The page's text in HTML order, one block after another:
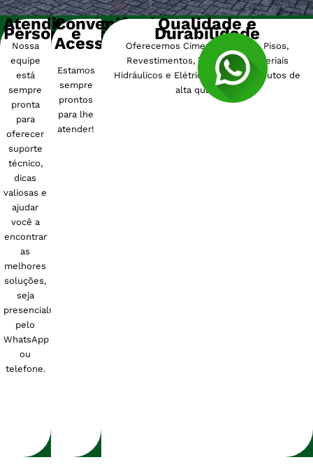
Atendimento
Personalizado
Nossa
equipe
está
sempre
pronta
para
oferecer
suporte
técnico,
dicas
valiosas e
ajudar
você a
encontrar
as
melhores
soluções,
seja
presencialmente,
pelo
WhatsApp
ou
telefone.
Conveniência
e
Acessibilidade
Estamos
sempre
prontos
para lhe
atender!
Qualidade e
Durabilidade
Oferecemos Cimentos, Tijolos, Pisos,
Revestimentos, Tintas e os materiais
Hidráulicos e Elétricos. Todos produtos de
alta qualidade.